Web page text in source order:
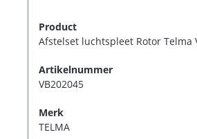
Product
Afstelset luchtspleet Rotor Telma
Artikelnummer
VB202045
Merk
TELMA